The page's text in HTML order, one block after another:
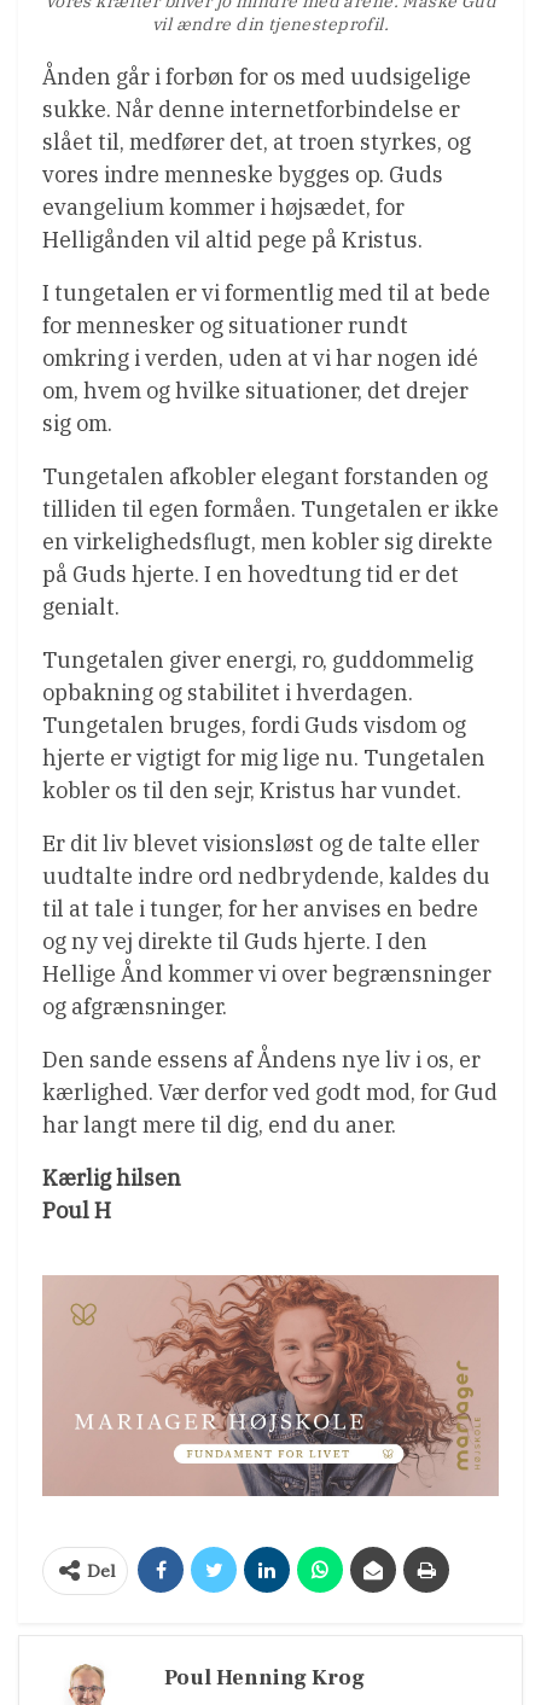
vil ændre din tjenesteprofil.
Ånden går i forbøn for os med uudsigelige
sukke. Når denne internetforbindelse er
slået til, medfører det, at troen styrkes, og
vores indre menneske bygges op. Guds
evangelium kommer i højsædet, for
Helligånden vil altid pege på Kristus.
I tungetalen er vi formentlig med til at bede
for mennesker og situationer rundt
omkring i verden, uden at vi har nogen idé
om, hvem og hvilke situationer, det drejer
sig om.
Tungetalen afkobler elegant forstanden og
tilliden til egen formåen. Tungetalen er ikke
en virkelighedsflugt, men kobler sig direkte
på Guds hjerte. I en hovedtung tid er det
genialt.
Tungetalen giver energi, ro, guddommelig
opbakning og stabilitet i hverdagen.
Tungetalen bruges, fordi Guds visdom og
hjerte er vigtigt for mig lige nu. Tungetalen
kobler os til den sejr, Kristus har vundet.
Er dit liv blevet visionsløst og de talte eller
uudtalte indre ord nedbrydende, kaldes du
til at tale i tunger, for her anvises en bedre
og ny vej direkte til Guds hjerte. I den
Hellige Ånd kommer vi over begrænsninger
og afgrænsninger.
Den sande essens af Åndens nye liv i os, er
kærlighed. Vær derfor ved godt mod, for Gud
har langt mere til dig, end du aner.
Kærlig hilsen
Poul H
Del
Poul Henning Krog